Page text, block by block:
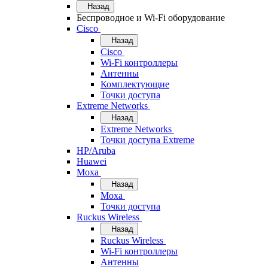
Назад
Беспроводное и Wi-Fi оборудование
Cisco
Назад
Cisco
Wi-Fi контроллеры
Антенны
Комплектующие
Точки доступа
Extreme Networks
Назад
Extreme Networks
Точки доступа Extreme
HP/Aruba
Huawei
Moxa
Назад
Moxa
Точки доступа
Ruckus Wireless
Назад
Ruckus Wireless
Wi-Fi контроллеры
Антенны